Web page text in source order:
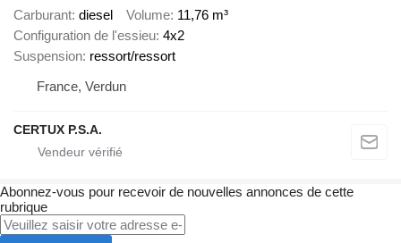
Carburant diesel Volume 11,76 m³
Configuration de l'essieu 4x2
Suspension ressort/ressort
France, Verdun
CERTUX P.S.A.
Abonnez-vous pour recevoir de nouvelles annonces de cette
rubrique